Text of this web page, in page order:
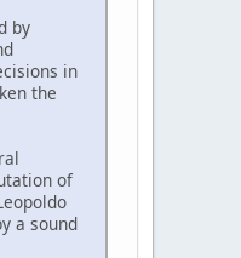
by
in
the
of
a sound